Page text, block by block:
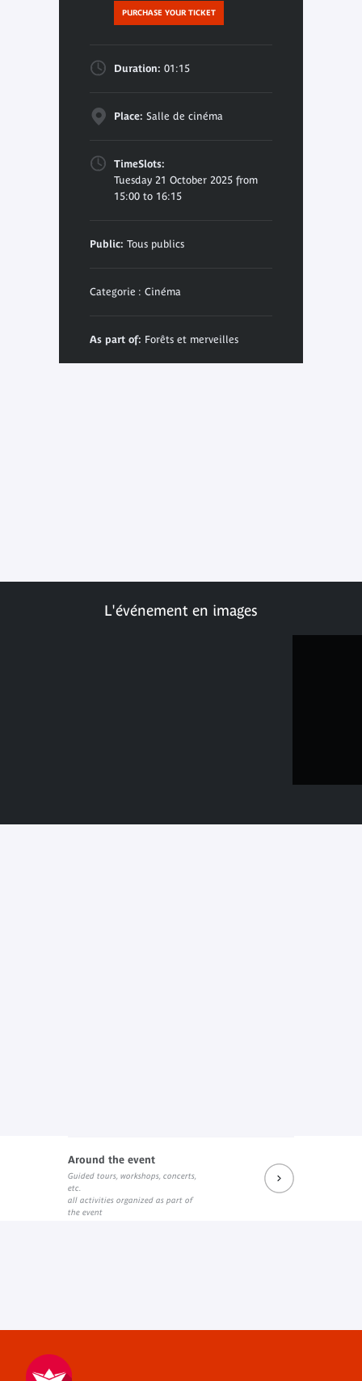
PURCHASE YOUR TICKET
Duration: 01:15
Place: Salle de cinéma
TimeSlots:
Tuesday 21 October 2025 from
15:00 to 16:15
Public: Tous publics
Categorie : Cinéma
As part of: Forêts et merveilles
L'événement en images
Around the event
Guided tours, workshops, concerts,
etc.
all activities organized as part of
the event